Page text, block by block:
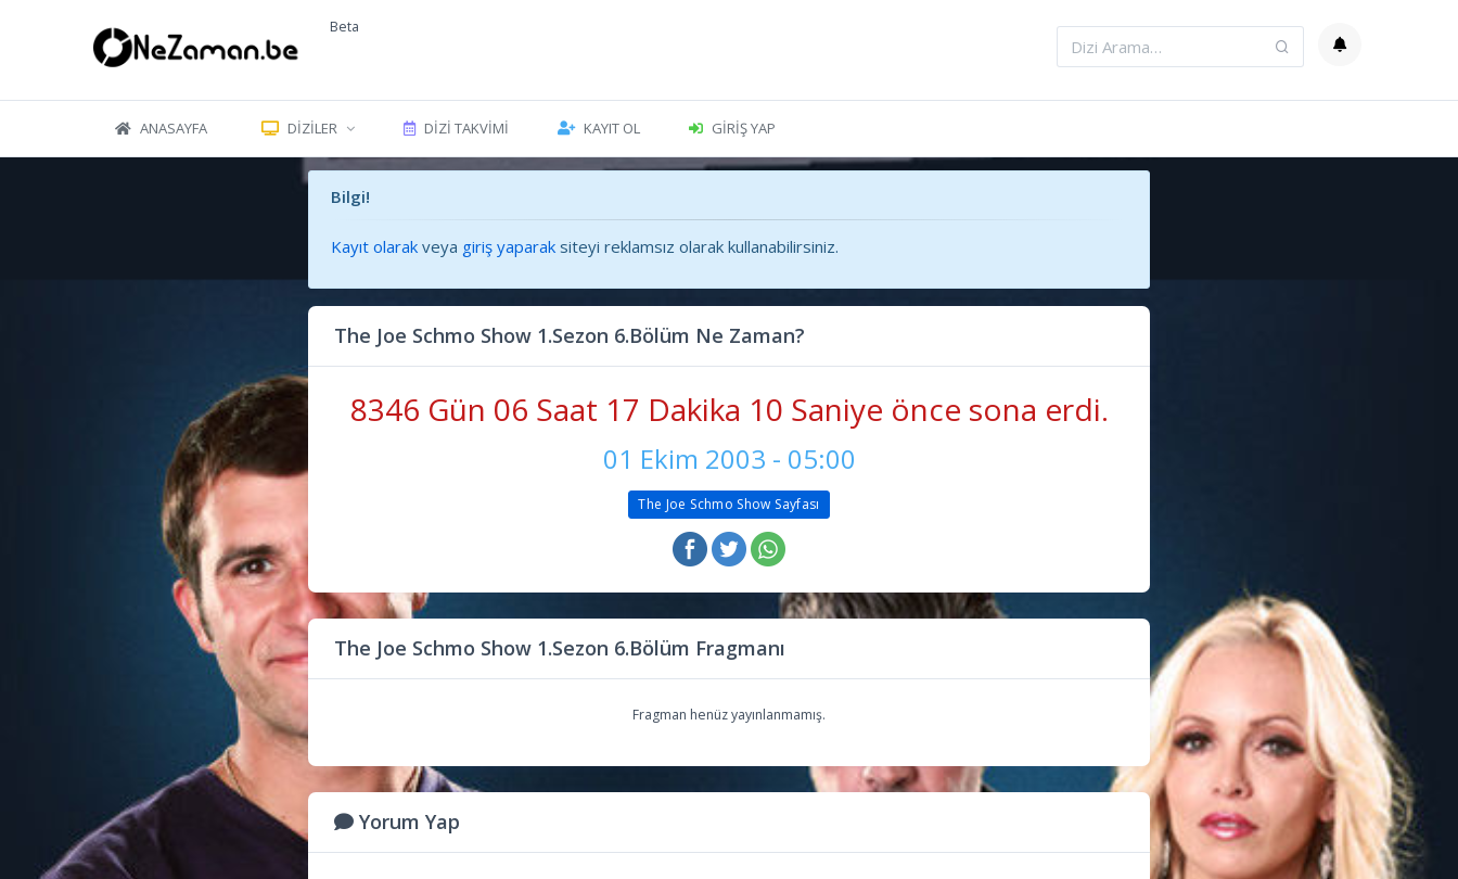
Beta
ANASAYFA DIZILER DIZI TAKVIMI KAYIT OL GIRIŞ YAP
Bilgi!
Kayıt olarak veya giriş yaparak siteyi reklamsız olarak kullanabilirsiniz.
The Joe Schmo Show 1.Sezon 6.Bölüm Ne Zaman?
8346 Gün 06 Saat 17 Dakika 11 Saniye önce sona erdi.
01 Ekim 2003 - 05:00
The Joe Schmo Show Sayfası
The Joe Schmo Show 1.Sezon 6.Bölüm Fragmanı
Fragman henüz yayınlanmamış.
Yorum Yap